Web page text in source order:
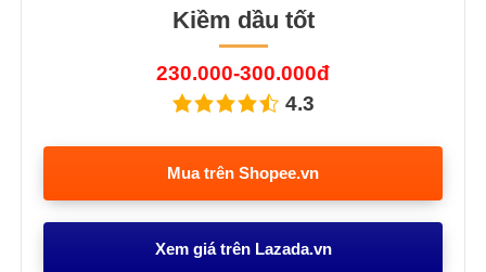
Kiềm dầu tốt
230.000-300.000đ
4.3
Mua trên Shopee.vn
Xem giá trên Lazada.vn